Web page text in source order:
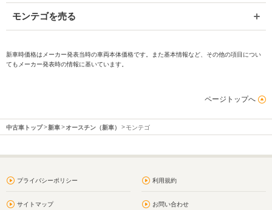
モンテゴを売る
新車時価格はメーカー発表当時の車両本体価格です。また基本情報など、その他の項目につい
てもメーカー発表時の情報に基いています。
ページトップへ
中古車トップ 新車 オースチン（新車） モンテゴ
プライバシーポリシー 利用規約
サイトマップ お問い合わせ